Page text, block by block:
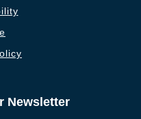
Newsletter